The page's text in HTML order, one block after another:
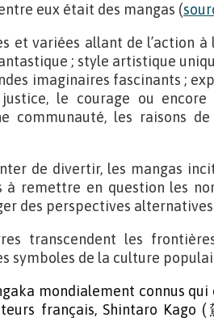
eux était des mangas (
et variées allant de l’action
; style artistique
imaginaires fascinants ;
justice, le courage ou
communauté, les raisons
de divertir, les mangas
à remettre en question les
des perspectives
transcendent les
symboles de la culture
mondialement connus
français, Shintaro Kago